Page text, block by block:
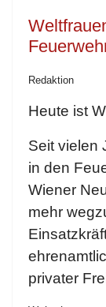
Redaktion
Heute ist
Seit vielen
in den
Wiener
mehr
privater